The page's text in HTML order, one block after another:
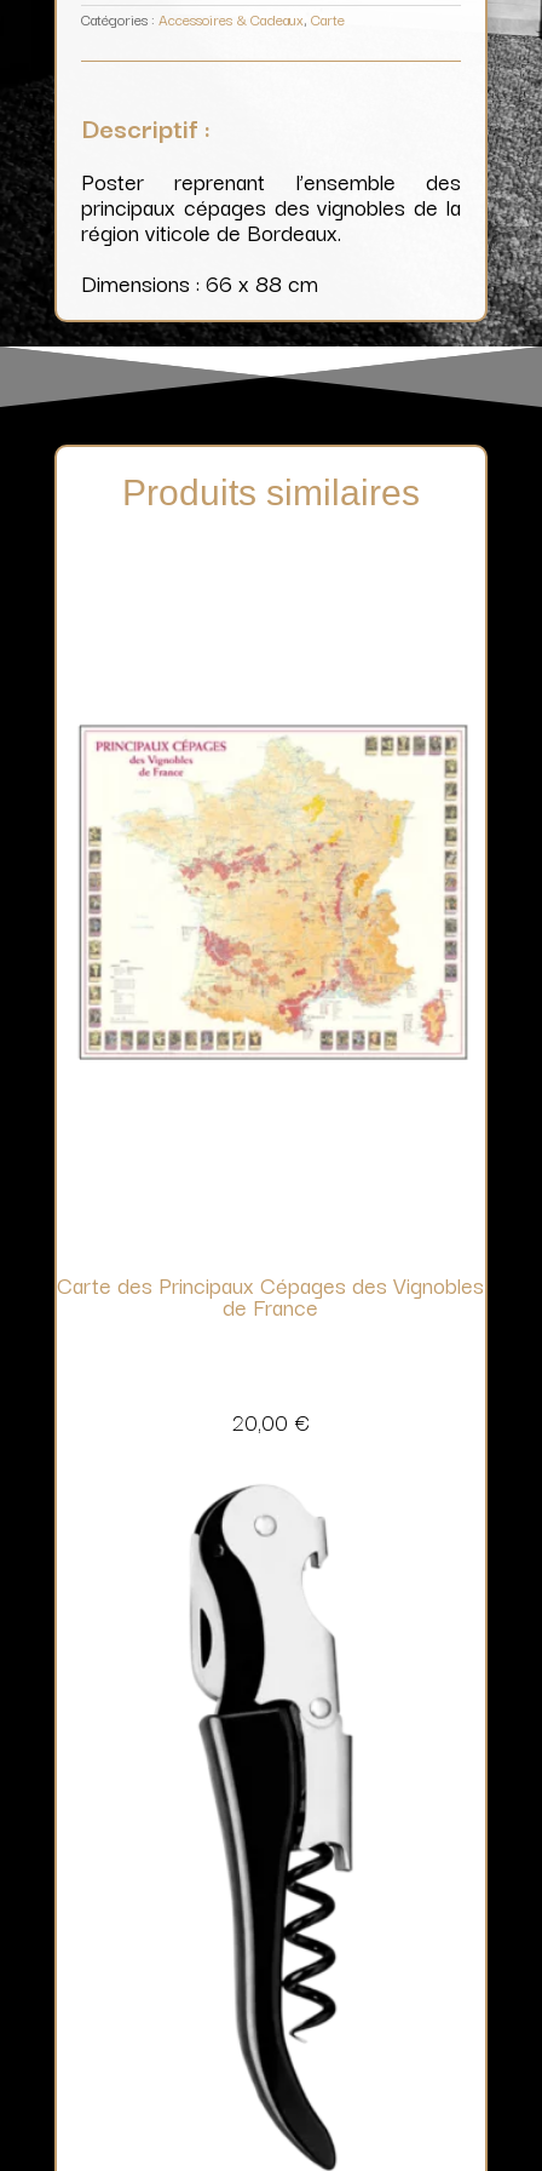
Catégories : Accessoires & Cadeaux, Carte
Descriptif :
Poster reprenant l’ensemble des
principaux cépages des vignobles de la
région viticole de Bordeaux.
Dimensions : 66 x 88 cm
Produits similaires
Carte des Principaux Cépages des Vignobles
de France
20,00 €